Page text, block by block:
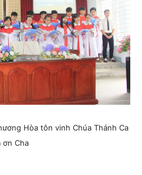
Hòa tôn vinh Chúa Thánh Ca
ơn Cha